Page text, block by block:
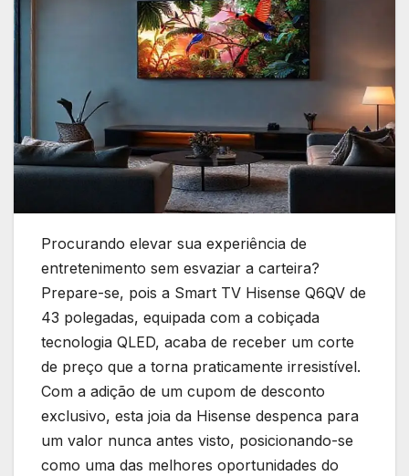
Procurando elevar sua experiência de
entretenimento sem esvaziar a carteira?
Prepare-se, pois a Smart TV Hisense Q6QV de
43 polegadas, equipada com a cobiçada
tecnologia QLED, acaba de receber um corte
de preço que a torna praticamente irresistível.
Com a adição de um cupom de desconto
exclusivo, esta joia da Hisense despenca para
um valor nunca antes visto, posicionando-se
como uma das melhores oportunidades do